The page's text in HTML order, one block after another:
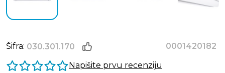
Šifra: 030.301.170
0001420182
Napišite prvu recenziju